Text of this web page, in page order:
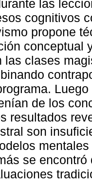
las
cognitivos
propone
conceptual
las clases
de los
resultados
son
se